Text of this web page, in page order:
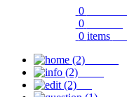
0
0
0 items